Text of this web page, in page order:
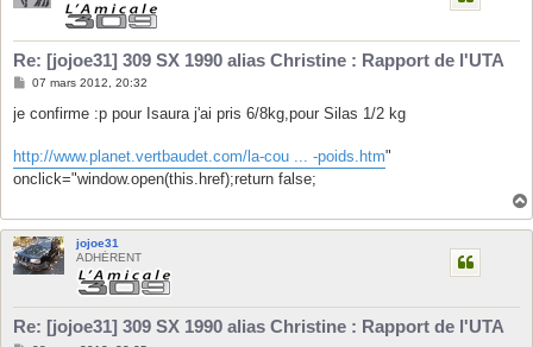
Re: [jojoe31] 309 SX 1990 alias Christine : Rapport de l'UTA
M
s
g
e
07 mars 2012, 20:32
je confirme :p pour Isaura j'ai pris 6/8kg,pour Silas 1/2 kg
http://www.planet.vertbaudet.com/la-cou ... -poids.htm"
onclick="window.open(this.href);return false;
jojoe31
ADHÉRENT
Re: [jojoe31] 309 SX 1990 alias Christine : Rapport de l'UTA